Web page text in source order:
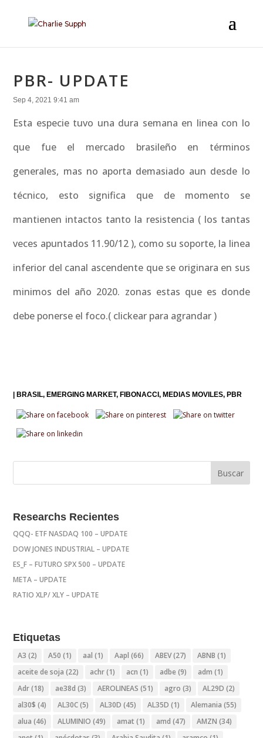
PBR- UPDATE
Sep 4, 2021 9:41 am
Esta especie tuvo una dura semana en linea con lo
que fue el mercado brasileño en términos
generales, mas no aporta demasiado aun desde lo
técnico, esto significa que de momento se
mantienen intactos tanto la resistencia ( los tantas
veces apuntados 11.90/12 ), como su soporte, la linea
inferior del canal ascendente que se originara en sus
minimos del año 2020. zonas estas que es donde
debe ponerse el foco.( clickear para agrandar )
BRASIL EMERGING MARKET FIBONACCI MEDIAS MOVILES PBR
Researchs Recientes
QQQ- ETF NASDAQ 100 – UPDATE
DOW JONES INDUSTRIAL – UPDATE
ES_F – FUTURO SPX 500 – UPDATE
META – UPDATE
RATIO XLP/ XLY – UPDATE
Etiquetas
A3 (2) A50 (1) aal (1) Aapl (66) ABEV(27) ABNB (1)
aceite de soja (22) achr(1) acn (1) adbe (9) adm (1)
Adr(18) ae38d (3) AEROLINEAS (51) agro (3) AL29D (2)
al30$ (4) AL30C(5) AL30D (45) AL35D (1) Alemania (55)
alua (46) ALUMINIO (49) amat (1) amd (47) AMZN (34)